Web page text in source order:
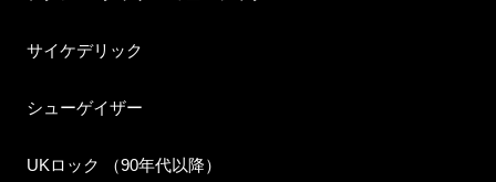
サイケデリック
シューゲイザー
UKロック （90年代以降）